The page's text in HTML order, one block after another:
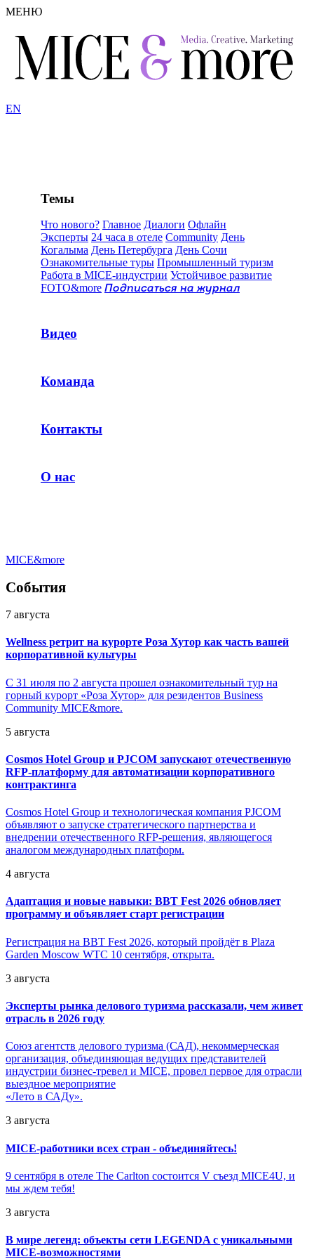
МЕНЮ
EN
Темы
Что нового? Главное Диалоги Офлайн
Эксперты 24 часа в отеле Community День
Когалыма День Петербурга День Сочи
Ознакомительные туры Промышленный туризм
Работа в MICE-индустрии Устойчивое развитие
FOTO&more Подписаться на журнал
Видео
Команда
Контакты
О нас
MICE&more
События
7 августа
Wellness ретрит на курорте Роза Хутор как часть вашей
корпоративной культуры
С 31 июля по 2 августа прошел ознакомительный тур на
горный курорт «Роза Хутор» для резидентов Business
Community MICE&more.
5 августа
Cosmos Hotel Group и PJCOM запускают отечественную
RFP-платформу для автоматизации корпоративного
контрактинга
Cosmos Hotel Group и технологическая компания PJCOM
объявляют о запуске стратегического партнерства и
внедрении отечественного RFP-решения, являющегося
аналогом международных платформ.
4 августа
Адаптация и новые навыки: BBT Fest 2026 обновляет
программу и объявляет старт регистрации
Регистрация на BBT Fest 2026, который пройдёт в Plaza
Garden Moscow WTC 10 сентября, открыта.
3 августа
Эксперты рынка делового туризма рассказали, чем живет
отрасль в 2026 году
Союз агентств делового туризма (САД), некоммерческая
организация, объединяющая ведущих представителей
индустрии бизнес-тревел и MICE, провел первое для отрасли
выездное мероприятие
«Лето в САДу».
3 августа
MICE-работники всех стран - объединяйтесь!
9 сентября в отеле The Carlton состоится V съезд MICE4U, и
мы ждем тебя!
3 августа
В мире легенд: объекты сети LEGENDA с уникальными
MICE-возможностями